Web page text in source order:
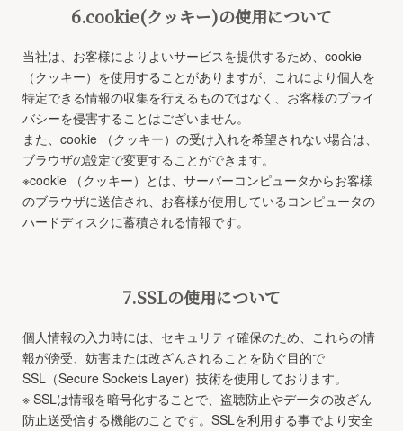
6.cookie(クッキー)の使用について
当社は、お客様によりよいサービスを提供するため、cookie
（クッキー）を使用することがありますが、これにより個人を
特定できる情報の収集を行えるものではなく、お客様のプライ
バシーを侵害することはございません。
また、cookie （クッキー）の受け入れを希望されない場合は、
ブラウザの設定で変更することができます。
※cookie （クッキー）とは、サーバーコンピュータからお客様
のブラウザに送信され、お客様が使用しているコンピュータの
ハードディスクに蓄積される情報です。
7.SSLの使用について
個人情報の入力時には、セキュリティ確保のため、これらの情
報が傍受、妨害または改ざんされることを防ぐ目的で
SSL（Secure Sockets Layer）技術を使用しております。
※ SSLは情報を暗号化することで、盗聴防止やデータの改ざん
防止送受信する機能のことです。SSLを利用する事でより安全